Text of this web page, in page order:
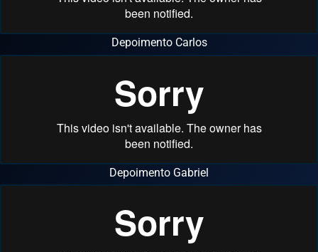
Depoimento Carlos
Depoimento Gabriel